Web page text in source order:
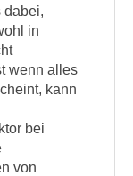
dabei,
in
wenn alles
kann
bei
von